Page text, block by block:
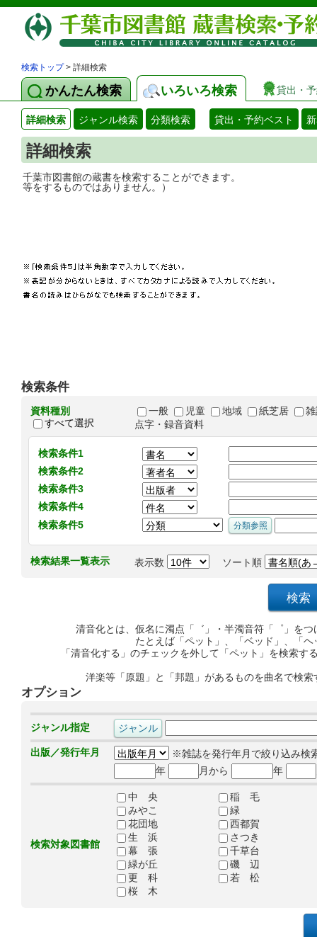
検索トップ> 詳細検索
かんたん検索 いろいろ検索 貸出・
詳細検索 ジャンル検索 分類検索 貸出・予約ベスト
詳細検索
千葉市図書館の蔵書を検索することがで
等をするものではありません。）
検索条件
資料種別
すべて選択
一般 児童 地域 紙芝居
点字・録音資料
検索条件1
検索条件2
検索条件3
検索条件4
検索条件5
検索結果一覧表示 表示数 ソート順
清音化とは、仮名に濁点「゛」・半濁音符「゜」を
たとえば「ペット」、「ベッド」、「
「清音化する」のチェックを外して「ペット」を検索
洋楽等「原題」と「邦題」があるものを曲名で検
オプション
ジャンル指定
出版／発行年月
※雑誌を発行年月で絞り込み検
年
月から 年
検索対象図書館
中 央
稲 毛
みやこ
緑
花団地
西都賀
生 浜
さつき
幕 張
千草台
緑が丘
磯 辺
更 科
若 松
桜 木